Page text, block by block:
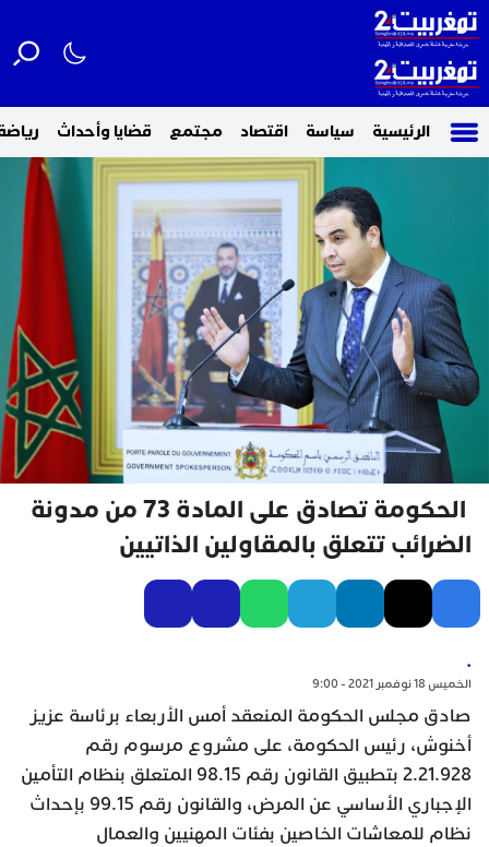
الرئيسية سياسة اقتصاد مجتمع قضايا وأحداث
الحكومة تصادق على المادة 73 من مدونة
الضرائب تتعلق بالمقاولين الذاتيين
.
الخميس 18 نوفمبر 2021 - 9:00
صادق مجلس الحكومة المنعقد أمس الأربعاء برئاسة عزيز
أخنوش، رئيس الحكومة، على مشروع مرسوم رقم
2.21.928 بتطبيق القانون رقم 98.15 المتعلق بنظام التأمين
الإجباري الأساسي عن المرض، والقانون رقم 99.15 بإحداث
نظام للمعاشات الخاصين بفئات المهنيين والعمال